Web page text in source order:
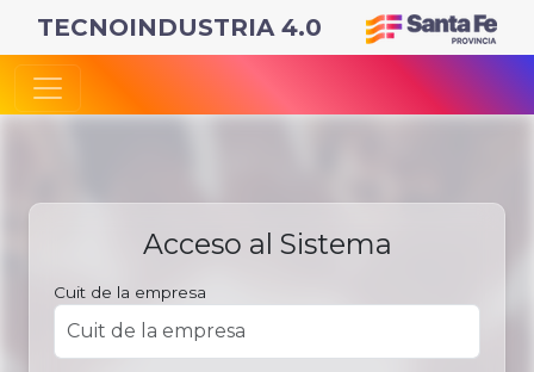
TECNOINDUSTRIA 4.0
Acceso al Sistema
Cuit de la empresa